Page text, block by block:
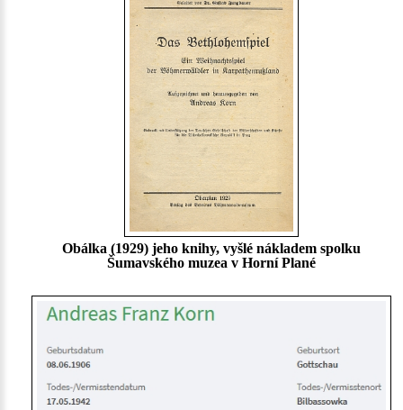
Obálka (1929) jeho knihy, vyšlé nákladem spolku
Šumavského muzea v Horní Plané